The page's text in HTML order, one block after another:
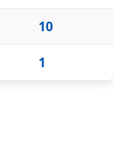
10
1